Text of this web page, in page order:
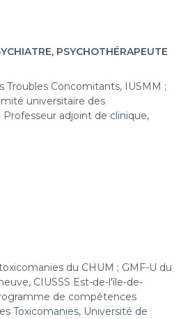
PSYCHOTHÉRAPEUTE
Troubles Concomitants, IUSMM ;
universitaire des
adjoint de clinique,
du CHUM ; GMF-U du
CIUSSS Est-de-l'île-de-
de compétences
Toxicomanies, Université de